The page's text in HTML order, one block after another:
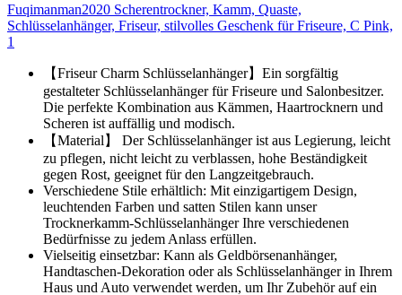
Fuqimanman2020 Scherentrockner, Kamm, Quaste,
Schlüsselanhänger, Friseur, stilvolles Geschenk für Friseure, C Pink,
1
【Friseur Charm Schlüsselanhänger】Ein sorgfältig
gestalteter Schlüsselanhänger für Friseure und Salonbesitzer.
Die perfekte Kombination aus Kämmen, Haartrocknern und
Scheren ist auffällig und modisch.
【Material】 Der Schlüsselanhänger ist aus Legierung, leicht
zu pflegen, nicht leicht zu verblassen, hohe Beständigkeit
gegen Rost, geeignet für den Langzeitgebrauch.
Verschiedene Stile erhältlich: Mit einzigartigem Design,
leuchtenden Farben und satten Stilen kann unser
Trocknerkamm-Schlüsselanhänger Ihre verschiedenen
Bedürfnisse zu jedem Anlass erfüllen.
Vielseitig einsetzbar: Kann als Geldbörsenanhänger,
Handtaschen-Dekoration oder als Schlüsselanhänger in Ihrem
Haus und Auto verwendet werden, um Ihr Zubehör auf ein